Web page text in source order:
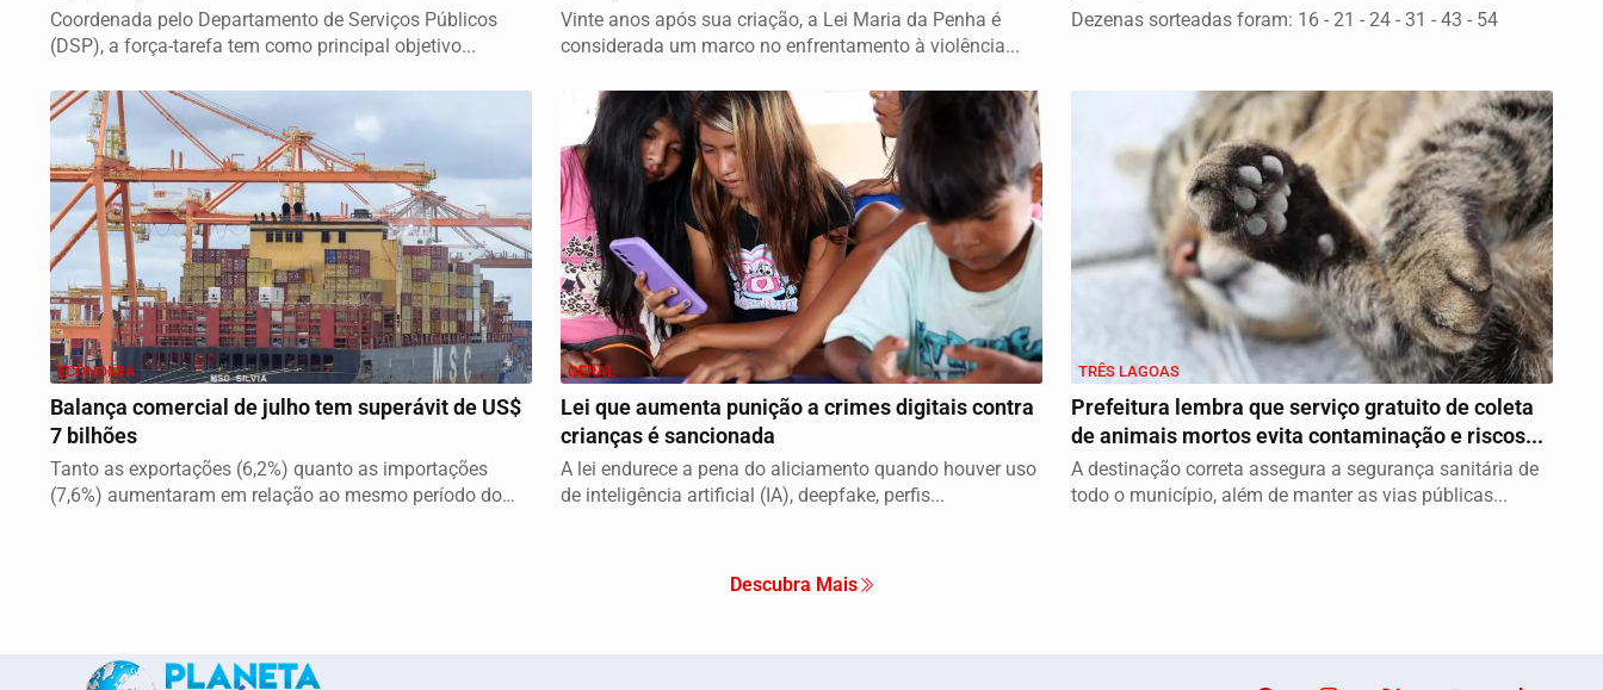
Coordenada pelo Departamento de Serviços Públicos
(DSP), a força-tarefa tem como principal objetivo...
Vinte anos após sua criação, a Lei Maria da Penha é
considerada um marco no enfrentamento à violência...
Dezenas sorteadas foram: 16 - 21 - 24 - 31 - 43 - 54
ECONOMIA
Balança comercial de julho tem superávit de US$
7 bilhões
Tanto as exportações (6,2%) quanto as importações
(7,6%) aumentaram em relação ao mesmo período do
GERAL
Lei que aumenta punição a crimes digitais contra
crianças é sancionada
A lei endurece a pena do aliciamento quando houver uso
de inteligência artificial (IA), deepfake, perfis...
TRÊS LAGOAS
Prefeitura lembra que serviço gratuito de coleta
de animais mortos evita contaminação e riscos...
A destinação correta assegura a segurança sanitária de
todo o município, além de manter as vias públicas...
Descubra Mais
com nossos Termos de Uso e Privacidade.